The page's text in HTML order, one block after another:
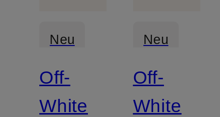
Neu
Off-
White
Neu
Off-
White